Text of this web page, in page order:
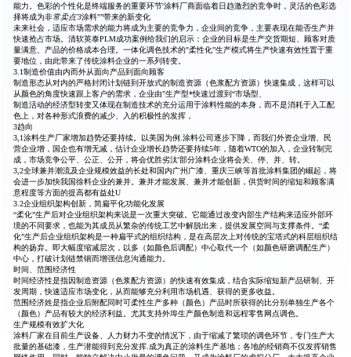
能力。色彩的个性化是终端服务的重要环节'涂料厂商面临着日趋激烈的竞争时，灵活的色彩选
择将成为非常卖点'3涂料"”带来的新变化
未来社会，适应市场需求的能力将成为主要的竞争力，企业间的竞争，主要表现在能否生产并
快速抢占市场。清软英泰PLM成功案例给我们的启示：企业的目标是生产交货期短、顾客对质
量满意、产品的价格成本合理。一体化调色技术的"柔性化”生产模式将生产快速有效性置于重
要地位，由此带来了传统涂料企业的一系列转变。
3.1制造价值由内而外从面向产品到面向顾客
制造形态从对内的严格封闭计划链到开放式的制造资源（色浆配方资源）快速集成，这样可以
从颜色的角度快速跟上客户的需求，企业由"生产型*快速过渡到“市场型、
制造活动的经济型转变又体现在制造技术的充分运用于涂料性能的本身，而不是消耗于入工配
色上，对各种形式浪费的减少、入的积极性的发挥，
3趋向
3,1涂料生产厂家增加趋势还要持续。以美国为例.涂料公司逐步下降，而我们外资企业增、民
营企业增，国企也有增无减，估计企业增长趋势还要持续5年，随着WTO的加入，企业转制完
成，市场竞争公平、公正、公开，将会优胜劣汰'部分涂料企业将会关、停、并、转。
3,2全球兼并潮流及企业规模效益的长处和国内广州广漆、重庆三峡等首批涂料集团的崛起，将
会进一步加快我国徐料企业的兼并。兼并才能发展、兼并才能创新，供货时间的缩短和顾客满
意程度等方面的提高都有益处U
3.2企业组织架构创新，简扁平化功能化发展
“柔化”生产后对企业组织架构来说是一次重大突破。它能通过改变内部生产结构来适应外部环
境的不同要求，也能为其成员从繁杂的传统工艺中解脱出来，提供发展空间与支撑条件。“柔
化”生产后企业组织架构是一种扁平式的组织结构，是在高层次上对传统的宝塔式的科层组织结
构的扬弃。即大幅度缩减层次，以多（如颜色后调配）中心取代一个（如颜色研磨调配生产）
中心，打破计划链禁锢而增强信息沟通能力。
时间、范围经济性
时间经济性是指因制造资源（色浆配方资源）的快速有效集成，结合实际缩短新产品研制、开
发周期，快速适应市场变化，从而能够充分利用市场机遇、获得的更多收益。
范围经济姓是指企业后附配同时可柔性生产多种（颜色）产品时所获得的比分别单独生产各个
（颜色）产品有较大的经济利益。尤其支持外埠生产颜色制造和远程零售网点调色。
生产规模有效扩大化
涂料厂家在目前生产设备、人力财力不变的情况下，由于缩减了繁琐的调色环节，专门生产大
批量的基础漆，生产潜能得到充分发挥.成为真正的涂料生产基地；各地的经销商不仅发挥销售